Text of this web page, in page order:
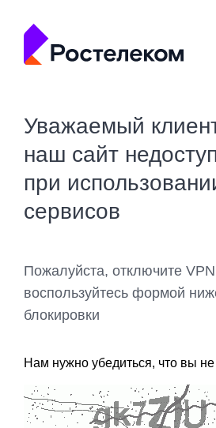
Уважаемый
наш сайт
при
сервисов
Пожалуйста, отключите
воспользуйтесь формой
блокировки
Нам нужно убедиться, что вы